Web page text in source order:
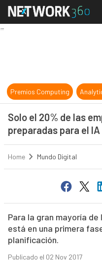
Premios Computing
Solo el 20% de las
preparadas para el IA
Home Mundo Digital
Para la gran mayoría
está en una primera
planificación.
Publicado el 02 Nov 2017